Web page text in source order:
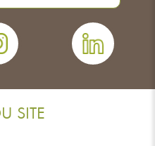
SITE